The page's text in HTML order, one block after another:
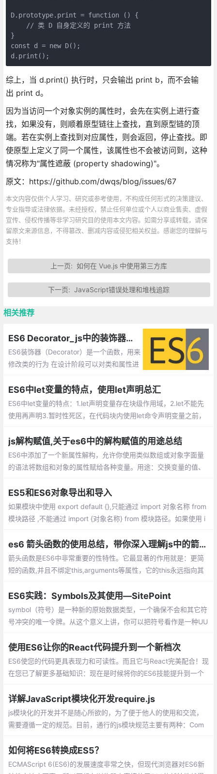
D.prototype.print = function () {
    // 类 D 自身定义的 print 方法
}
const d = new D();
d.print();
综上，当 d.print() 执行时，只会输出 print b，而不会输
出 print d。
因为当访问一个对象实例的属性时，会先在实例上进行查
找，如果没有，则顺着原型链往上查找，直到原型链的顶
端。若在实例上查找到对应属性，则会返回，停止查找。即
使原型上定义了同一个属性，该属性也不会被访问到，这种
情况称为"属性遮蔽 (property shadowing)"。
原文：https://github.com/dwqs/blog/issues/67
本文内容仅供个人学习、研究或参考使用，不构成任何形式的决策建议、
专业指导或法律依据。未经授权，禁止任何单位或个人以商业售卖、虚假
宣传、侵权传播等非学习研究目的使用本文内容。如需分享或转载，请保
留原文来源信息，不得篡改、删减内容或侵犯相关权益。感谢您的理解与
支持！
上一页:如何在 Vue.js 中使用第三方库
下一页:JavaScript错误处理和堆栈追踪
相关推荐
ES6 Decorator_js中的装饰器函数
ES6装饰器（Decorator）是一个函数，用来
修改类的行为 在设计阶段可以对类和属性进
大作用是修改预定义好的逻辑，或者给各种
结构添加一些元数据。
ES6中let变量的特点，使用let声明总汇
ES6中let变量的特点：1.let声明变量存在块级作用域，2.let不能先
使用再声明3.暂时性死区，在代码块内使用let命令声明变量之前，
js解构赋值,关于es6中的解构赋值的用途总结
ES6中添加了一个新属性解构，允许你使用类似数组或对象字面量
的语法将数组和对象的属性赋给各种变量。用途：交换变量的值、
的默认值...
ES5和ES6对象导出和导入
如果模块中使用 export default {},只能通过 import 对象名称 from
模块路径 ,不能通过 import {对象名称} from 模块路径。如果使用 i
es6 箭头函数的使用总结，带你深入理解js中的箭头函数
箭头函数是ES6中非常重要的性特性。它最显著的作用就是：更简
短的函数,并且不绑定this,arguments等属性，它的this永远指向其
函数。
ES6实践：Symbols及其使用—SitePoint
symbol（符号）是一种新的原始数据类型，一个确保不会和其它符
号冲突的唯一令牌。从这个意义上讲，你可以把符号看作是一种UU
能用它做些什么。
使用ES6让你的React代码提升到一个新档次
ES6使您的代码更具表现力和可读性。而且它与React完美配合！现
在您已了解更多基础知识：现在是时候将你的ES6技能提升到一个
数的函数、列表解构
详解JavaScript模块化开发require.js
js模块化的开发并不是随心所欲的，为了便于他人的使用和交流，
需要遵循一定的规范。目前，通行的js模块规范主要有两种：Com
如何将ES6转换成ES5？
ECMAScript 6(ES6)的发展速度非常之快，但现代浏览器对ES6新